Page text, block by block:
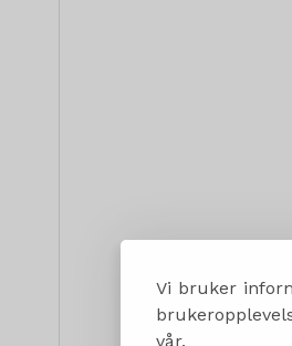
Vi bruker
vår.